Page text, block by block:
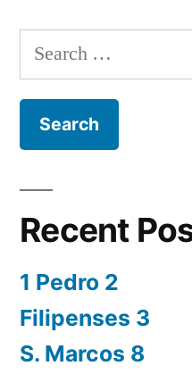
Search
for:
Recent
1 Pedro 2
Filipenses 3
S. Marcos 8